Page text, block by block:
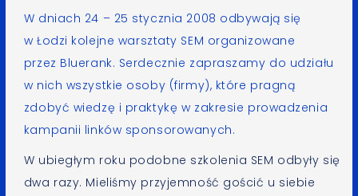
W dniach 24 – 25 stycznia 2008 odbywają się
w Łodzi kolejne warsztaty SEM organizowane
przez Bluerank. Serdecznie zapraszamy do udziału
w nich wszystkie osoby (firmy), które pragną
zdobyć wiedzę i praktykę w zakresie prowadzenia
kampanii linków sponsorowanych.
W ubiegłym roku podobne szkolenia SEM odbyły się
dwa razy. Mieliśmy przyjemność gościć u siebie